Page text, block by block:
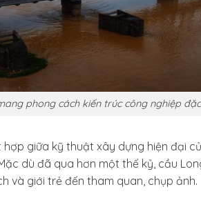
phong cách kiến trúc công nghiệp
giữa kỹ thuật xây dựng hiện đại
dù đã qua hơn một thế kỷ, cầu
và giới trẻ đến tham quan, chụp ảnh.